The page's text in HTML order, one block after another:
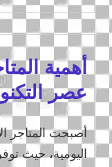
أهمية
عصر
أصبحت المتاجر
اليومية، حيث